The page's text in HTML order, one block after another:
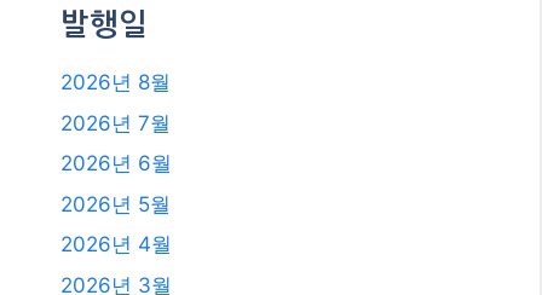
발행일
2026년 8월
2026년 7월
2026년 6월
2026년 5월
2026년 4월
2026년 3월